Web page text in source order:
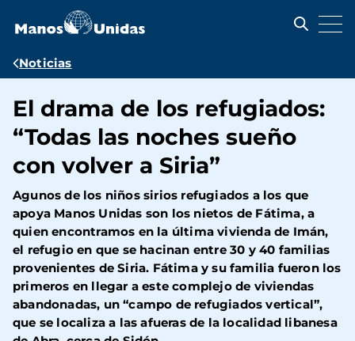
contenido
Ruta
navegación
Noticias
El drama de los refugiados:
“Todas las noches sueño
con volver a Siria”
Agunos de los niños sirios refugiados a los que
apoya Manos Unidas son los nietos de Fátima, a
quien encontramos en la última vivienda de Imán,
el refugio en que se hacinan entre 30 y 40 familias
provenientes de Siria. Fátima y su familia fueron los
primeros en llegar a este complejo de viviendas
abandonadas, un “campo de refugiados vertical”,
que se localiza a las afueras de la localidad libanesa